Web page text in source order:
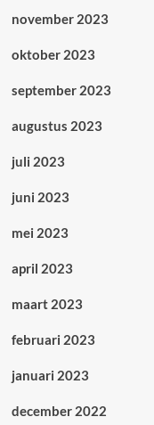
november 2023
oktober 2023
september 2023
augustus 2023
juli 2023
juni 2023
mei 2023
april 2023
maart 2023
februari 2023
januari 2023
december 2022